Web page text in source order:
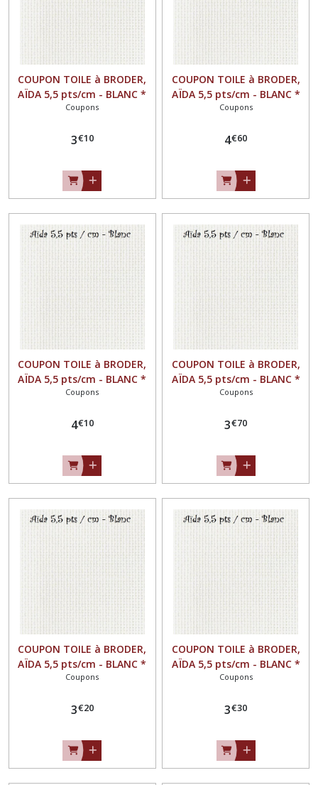
COUPON TOILE à BRODER,
AÏDA 5,5 pts/cm - BLANC *
40 x 40 cm *
Coupons
3€10
COUPON TOILE à BRODER,
AÏDA 5,5 pts/cm - BLANC *
40 x 60 cm *
Coupons
4€60
COUPON TOILE à BRODER,
AÏDA 5,5 pts/cm - BLANC *
38 x 56 cm *
Coupons
4€10
COUPON TOILE à BRODER,
AÏDA 5,5 pts/cm - BLANC *
38 x 51 cm *
Coupons
3€70
COUPON TOILE à BRODER,
AÏDA 5,5 pts/cm - BLANC *
37 x 45 cm *
Coupons
3€20
COUPON TOILE à BRODER,
AÏDA 5,5 pts/cm - BLANC *
27 x 64 cm *
Coupons
3€30